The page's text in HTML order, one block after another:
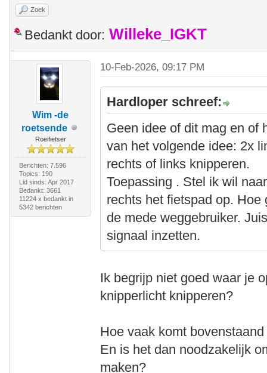
Zoek
Bedankt door: Willeke_IGKT
Wim -de
roetsende
Roeifietser
Berichten: 7.596
Topics: 190
Lid sinds: Apr 2017
Bedankt: 3661
11224 x bedankt in
5342 berichten
10-Feb-2026, 09:17 PM
Hardloper schreef:
Geen idee of dit mag en of
van het volgende idee: 2x
rechts of links knipperen.
Toepassing . Stel ik wil
rechts het fietspad op.
de mede weggebruiker.
signaal inzetten.
Ik begrijp niet goed waar je
knipperlicht knipperen?
Hoe vaak komt
En is het dan noodzakelijk
maken?